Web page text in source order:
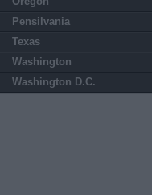
Pensilvania
Texas
Washington
Washington D.C.